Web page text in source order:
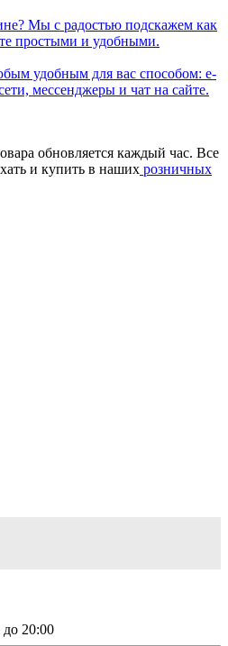
Мы с радостью подскажем как
простыми и удобными.
удобным для вас способом: e-
мессенджеры и чат на сайте.
обновляется каждый час. Все
и купить в наших розничных
до 20:00